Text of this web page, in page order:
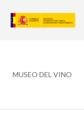
MUSEO DEL VINO